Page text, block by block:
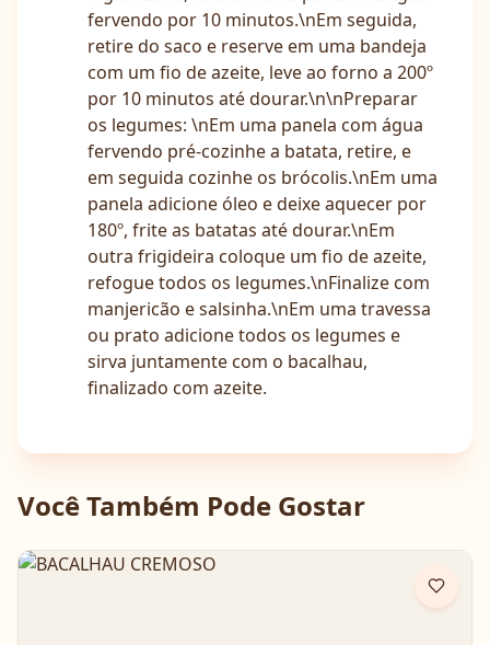
fervendo por 10 minutos.\nEm seguida,
retire do saco e reserve em uma bandeja
com um fio de azeite, leve ao forno a 200º
por 10 minutos até dourar.\n\nPreparar
os legumes: \nEm uma panela com água
fervendo pré-cozinhe a batata, retire, e
em seguida cozinhe os brócolis.\nEm uma
panela adicione óleo e deixe aquecer por
180º, frite as batatas até dourar.\nEm
outra frigideira coloque um fio de azeite,
refogue todos os legumes.\nFinalize com
manjericão e salsinha.\nEm uma travessa
ou prato adicione todos os legumes e
sirva juntamente com o bacalhau,
finalizado com azeite.
Você Também Pode Gostar